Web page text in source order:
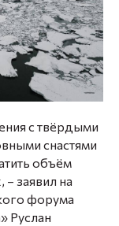
с твёрдыми
снастями
объём
заявил на
форума
Руслан